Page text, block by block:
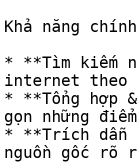
Khả năng chính
* **Tìm kiếm
internet theo
* **Tổng hợp
gọn những
* **Trích dẫn
nguồn gốc rõ